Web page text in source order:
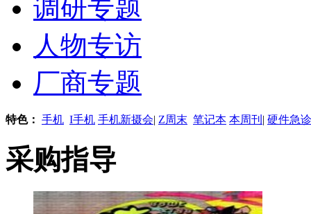
调研专题
人物专访
厂商专题
特色： 手机 I手机 手机新摄会| Z周末 笔记本 本周刊 | 硬件急
采购指导